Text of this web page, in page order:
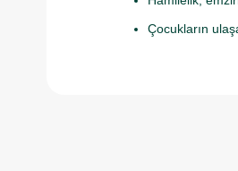
Çocukların